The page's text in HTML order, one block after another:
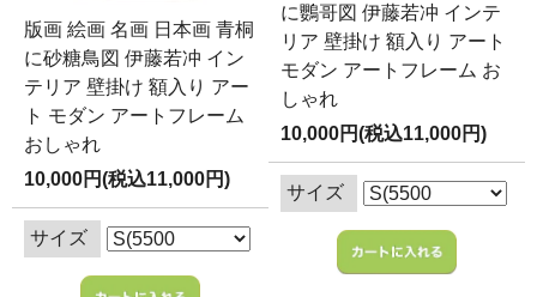
版画 絵画 名画 日本画 青桐
に砂糖鳥図 伊藤若冲 イン
テリア 壁掛け 額入り アー
ト モダン アートフレーム
おしゃれ
10,000円(税込11,000円)
サイズ
に鸚哥図 伊藤若冲 インテ
リア 壁掛け 額入り アート
モダン アートフレーム お
しゃれ
10,000円(税込11,000円)
サイズ